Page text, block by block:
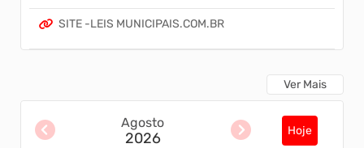
SITE -LEIS MUNICIPAIS.COM.BR
Ver Mais
Agosto
2026 Hoje